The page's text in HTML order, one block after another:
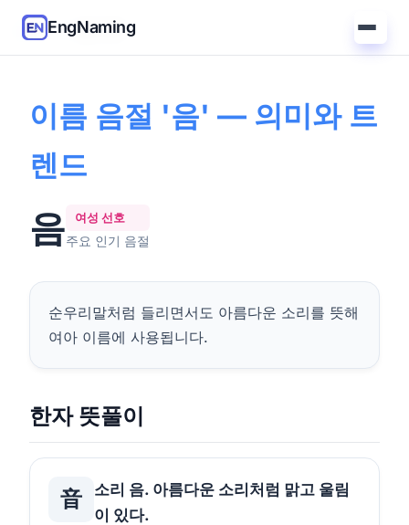
EngNaming
홈/가이드/'음' 의미
이름 음절 '음' — 의미와 트
렌드
음 여성 선호
주요 인기 음절
순우리말처럼 들리면서도 아름다운 소리를 뜻해
여아 이름에 사용됩니다.
한자 뜻풀이
音
소리 음. 아름다운 소리처럼 맑고 울림
이 있다.